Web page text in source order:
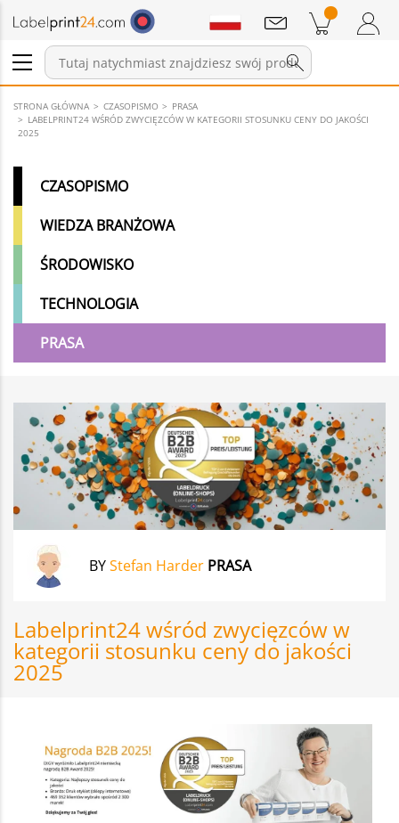
Zaloguj się / Zarejestruj
Pozycji w koszyku
Wiadomości
STRONA GŁÓWNA CZASOPISMO
PRASA
LABELPRINT24 WŚRÓD ZWYCIĘZCÓW W KATEGORII STOSUNKU CENY DO JAKOŚCI
2025
CZASOPISMO
WIEDZA BRANŻOWA
ŚRODOWISKO
TECHNOLOGIA
PRASA
BYStefan Harder PRASA
Labelprint24 wśród zwycięzców w
kategorii stosunku ceny do jakości
2025